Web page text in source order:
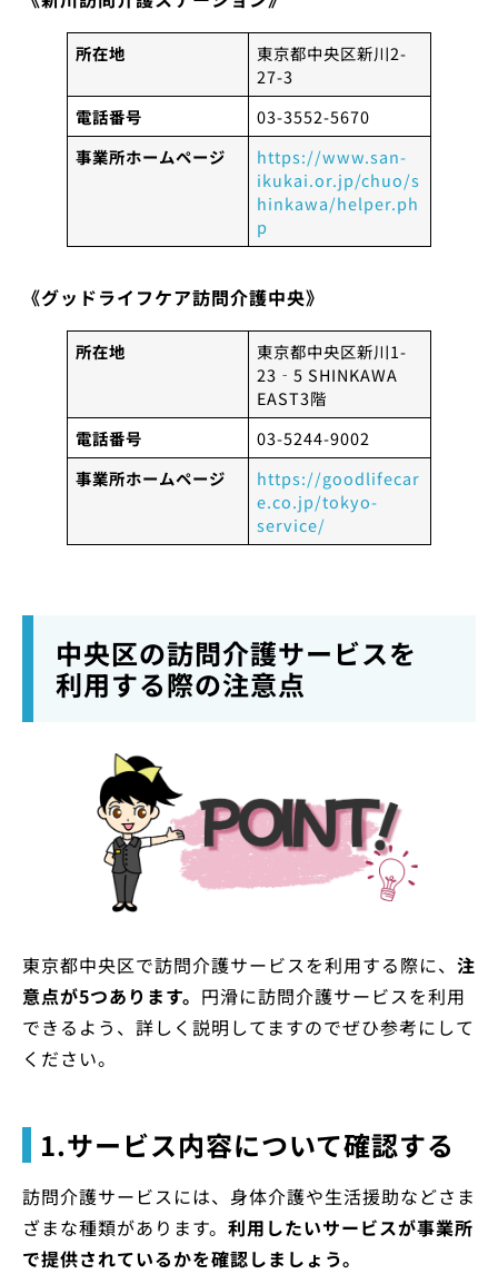
所在地
東京都中央区新川2-
27-3
電話番号
03-3552-5670
事業所ホームページ
https://www.san-
ikukai.or.jp/chuo/s
hinkawa/helper.ph
p
《グッドライフケア訪問介護中央》
所在地
東京都中央区新川1-
23‐5 SHINKAWA
EAST3階
電話番号
03-5244-9002
事業所ホームページ
https://goodlifecar
e.co.jp/tokyo-
service/
中央区の訪問介護サービスを
利用する際の注意点
東京都中央区で訪問介護サービスを利用する際に、 注
意点が5つあります。 円滑に訪問介護サービスを利用
できるよう、詳しく説明してますのでぜひ参考にして
ください。
1.サービス内容について確認する
訪問介護サービスには、身体介護や生活援助などさま
ざまな種類があります。 利用したいサービスが事業所
で提供されているかを確認しましょう。